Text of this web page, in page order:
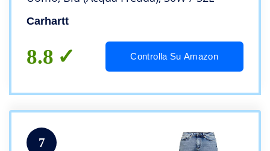
Carhartt
8.8 Controlla Su Amazon
7